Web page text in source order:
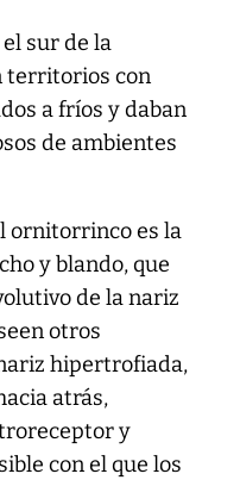
sur de la
territorios con
a fríos y daban
de ambientes
ornitorrinco es la
y blando, que
de la nariz
otros
hipertrofiada,
atrás,
y
con el que los